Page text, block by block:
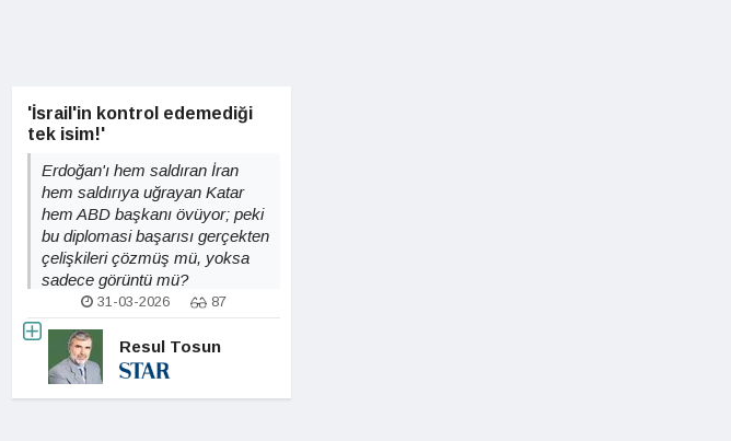
'İsrail'in kontrol edemediği
tek isim!'
Erdoğan'ı hem saldıran İran
hem saldırıya uğrayan Katar
hem ABD başkanı övüyor; peki
bu diplomasi başarısı gerçekten
çelişkileri çözmüş mü, yoksa
sadece görüntü mü?
31-03-2026 87
Resul Tosun